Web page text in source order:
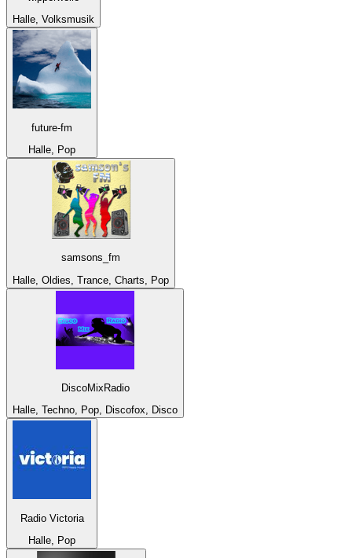
Halle, Volksmusik
future-fm
Halle, Pop
samsons_fm
Halle, Oldies, Trance, Charts, Pop
DiscoMixRadio
Halle, Techno, Pop, Discofox, Disco
Radio Victoria
Halle, Pop